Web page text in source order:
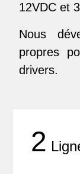
12VDC et
Nous
propres
drivers.
2